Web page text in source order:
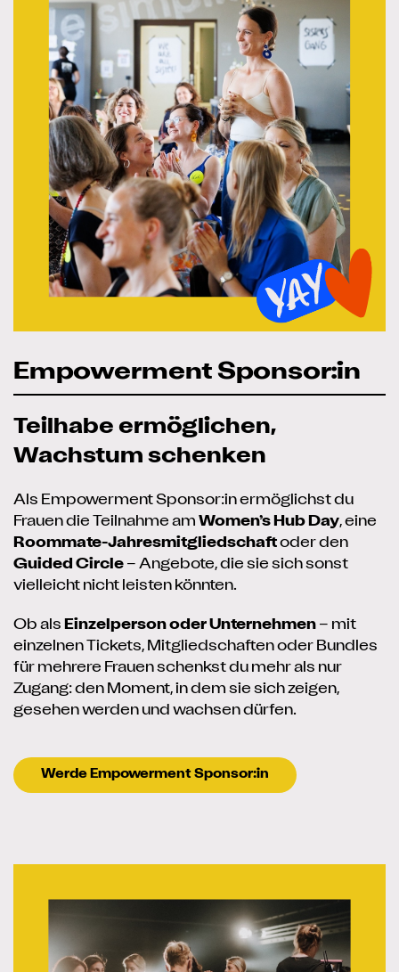
Empowerment Sponsor:in
Teilhabe ermöglichen,
Wachstum schenken
Als Empowerment Sponsor:in ermöglichst du
Frauen die Teilnahme am Women’s Hub Day, eine
Roommate-Jahresmitgliedschaft oder den
Guided Circle – Angebote, die sie sich sonst
vielleicht nicht leisten könnten.
Ob als Einzelperson oder Unternehmen – mit
einzelnen Tickets, Mitgliedschaften oder Bundles
für mehrere Frauen schenkst du mehr als nur
Zugang: den Moment, in dem sie sich zeigen,
gesehen werden und wachsen dürfen.
Werde Empowerment Sponsor:in